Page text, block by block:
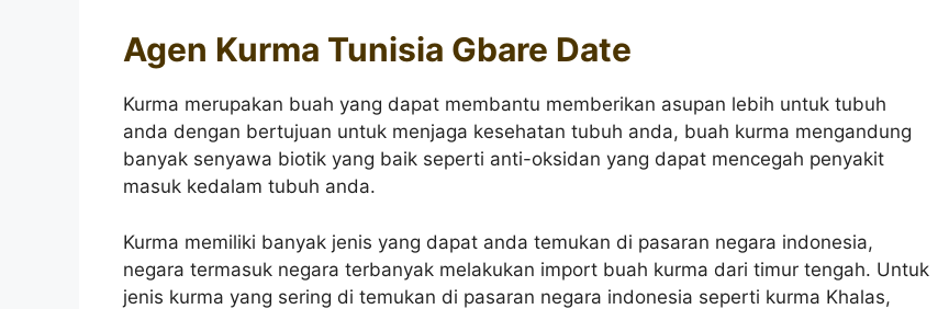
Agen Kurma Tunisia Gbare Date
Kurma merupakan buah yang dapat membantu memberikan asupan lebih untuk tubuh
anda dengan bertujuan untuk menjaga kesehatan tubuh anda, buah kurma mengandung
banyak senyawa biotik yang baik seperti anti-oksidan yang dapat mencegah penyakit
masuk kedalam tubuh anda.
Kurma memiliki banyak jenis yang dapat anda temukan di pasaran negara indonesia,
negara termasuk negara terbanyak melakukan import buah kurma dari timur tengah. Untuk
jenis kurma yang sering di temukan di pasaran negara indonesia seperti kurma Khalas,